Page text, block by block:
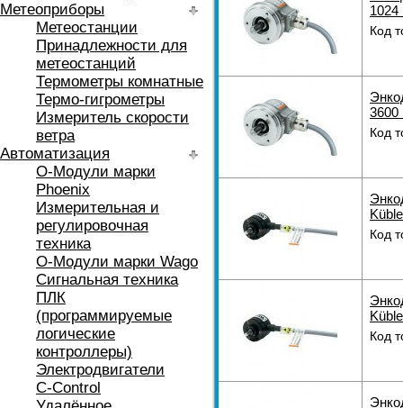
Метеоприборы
Метеостанции
Принадлежности для
метеостанций
Термометры комнатные
Термо-гигрометры
Измеритель скорости
ветра
Автоматизация
O-Модули марки
Phoenix
Измерительная и
регулировочная
техника
O-Модули марки Wago
Сигнальная техника
ПЛК
(программируемые
логические
контроллеры)
Электродвигатели
C-Control
1024
Код
3600
Код
Код
Код